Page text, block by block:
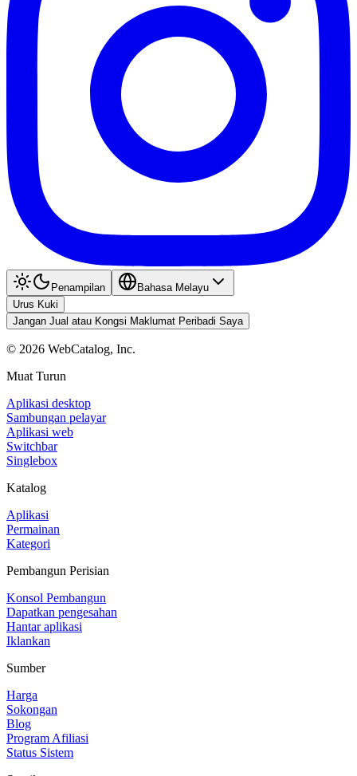
Penampilan
Bahasa Melayu
Urus Kuki
Jangan Jual atau Kongsi Maklumat Peribadi Saya
© 2026 WebCatalog, Inc.
Muat Turun
Aplikasi desktop
Sambungan pelayar
Aplikasi web
Switchbar
Singlebox
Katalog
Aplikasi
Permainan
Kategori
Pembangun Perisian
Konsol Pembangun
Dapatkan pengesahan
Hantar aplikasi
Iklankan
Sumber
Harga
Sokongan
Blog
Program Afiliasi
Status Sistem